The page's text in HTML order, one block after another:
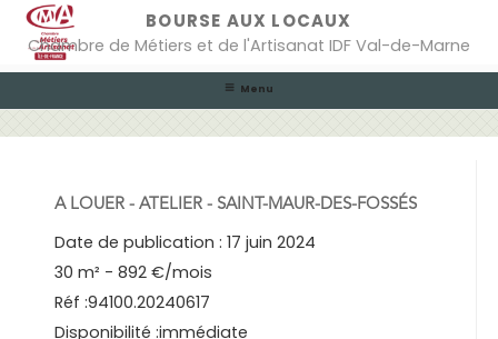
content
BOURSE AUX LOCAUX
Chambre de Métiers et de l'Artisanat IDF Val-de-Marne
Menu
A LOUER - ATELIER - SAINT-MAUR-DES-FOSSÉS
Date de publication : 17 juin 2024
30 m² - 892 €/mois
Réf :94100.20240617
Disponibilité :immédiate